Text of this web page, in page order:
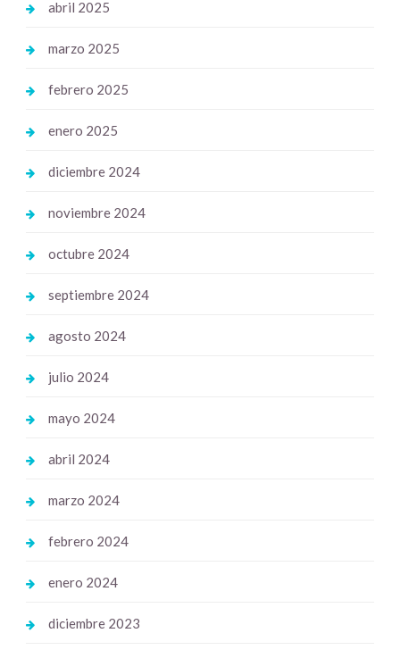
abril 2025
marzo 2025
febrero 2025
enero 2025
diciembre 2024
noviembre 2024
octubre 2024
septiembre 2024
agosto 2024
julio 2024
mayo 2024
abril 2024
marzo 2024
febrero 2024
enero 2024
diciembre 2023